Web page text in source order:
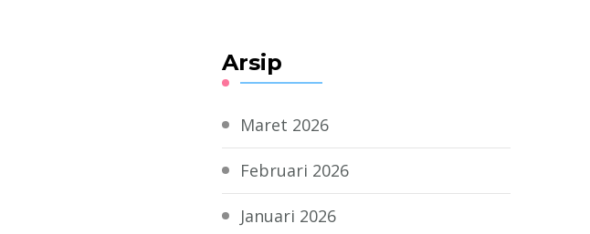
Arsip
Maret 2026
Februari 2026
Januari 2026